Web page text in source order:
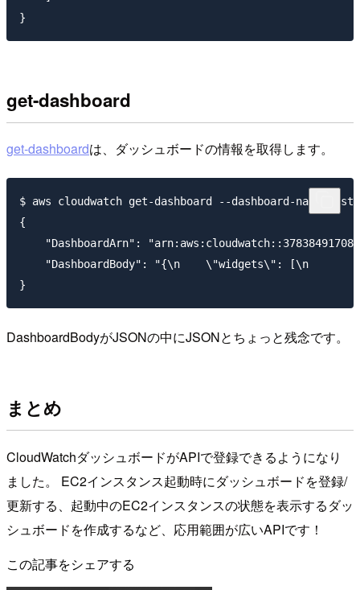
get-dashboard
get-dashboardは、ダッシュボードの情報を取得します。
$ aws cloudwatch get-dashboard --dashboard-name test
{
"DashboardArn":
"DashboardBody": "{\n    \"widgets\": [\n
DashboardBodyがJSONの中にJSONとちょっと残念です。
まとめ
CloudWatchダッシュボードがAPIで登録できるようになり
ました。 EC2インスタンス起動時にダッシュボードを登録/
更新する、起動中のEC2インスタンスの状態を表示するダッ
シュボードを作成するなど、応用範囲が広いAPIです！
この記事をシェアする